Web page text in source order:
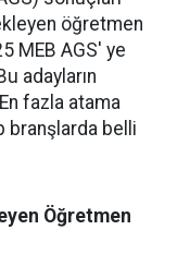
öğretmen
MEB AGS' ye
adayların
fazla atama
branşlarda belli
Öğretmen